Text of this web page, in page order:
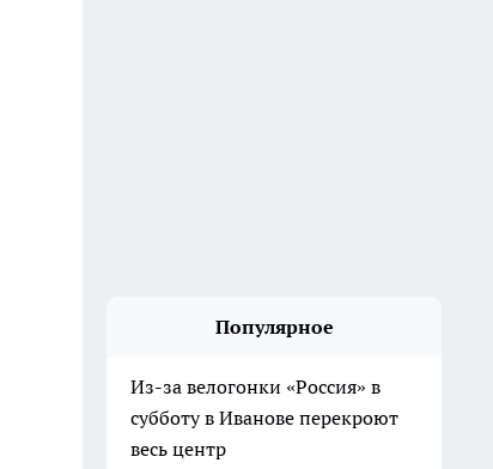
Популярное
Из-за велогонки «Россия» в
субботу в Иванове перекроют
весь центр